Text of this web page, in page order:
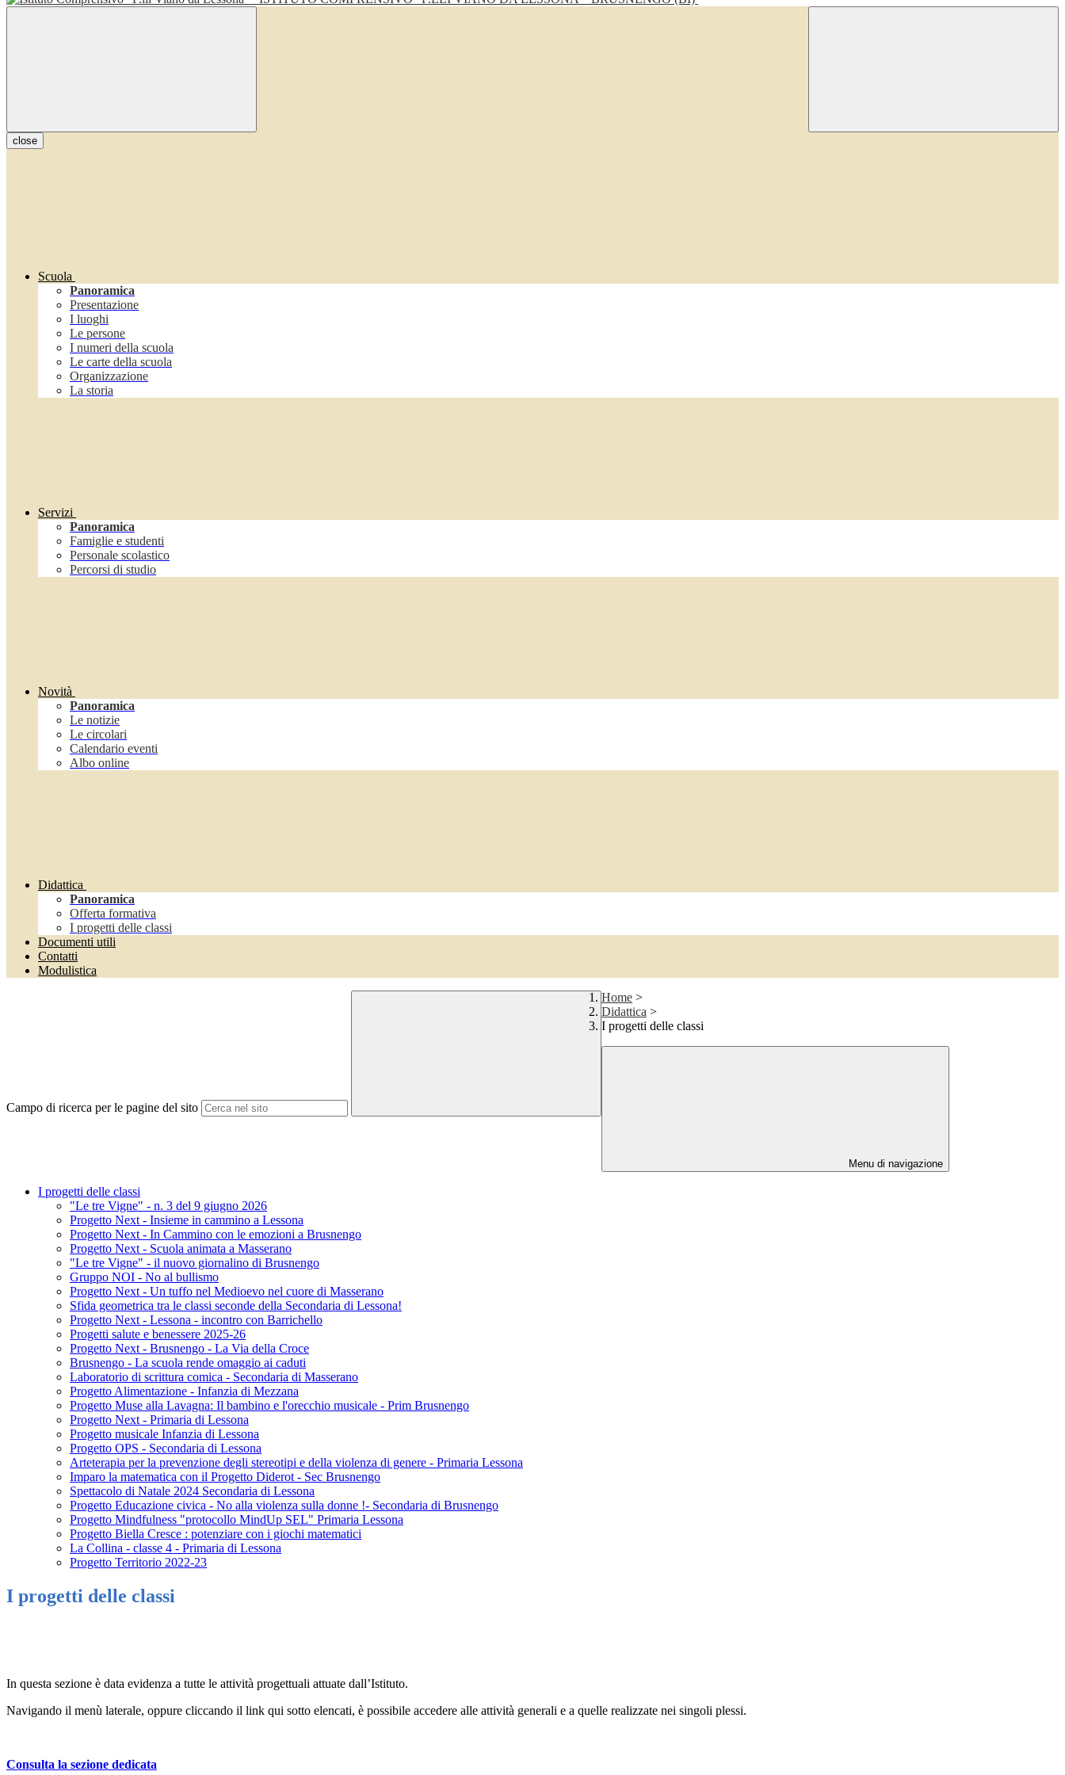
close
Scuola
Panoramica
Presentazione
I luoghi
Le persone
I numeri della scuola
Le carte della scuola
Organizzazione
La storia
Servizi
Panoramica
Famiglie e studenti
Personale scolastico
Percorsi di studio
Novità
Panoramica
Le notizie
Le circolari
Calendario eventi
Albo online
Didattica
Panoramica
Offerta formativa
I progetti delle classi
Documenti utili
Contatti
Modulistica
Campo di ricerca per le pagine del sito
Home >
Didattica >
I progetti delle classi
Menu di navigazione
I progetti delle classi
"Le tre Vigne" - n. 3 del 9 giugno 2026
Progetto Next - Insieme in cammino a Lessona
Progetto Next - In Cammino con le emozioni a Brusnengo
Progetto Next - Scuola animata a Masserano
"Le tre Vigne" - il nuovo giornalino di Brusnengo
Gruppo NOI - No al bullismo
Progetto Next - Un tuffo nel Medioevo nel cuore di Masserano
Sfida geometrica tra le classi seconde della Secondaria di Lessona!
Progetto Next - Lessona - incontro con Barrichello
Progetti salute e benessere 2025-26
Progetto Next - Brusnengo - La Via della Croce
Brusnengo - La scuola rende omaggio ai caduti
Laboratorio di scrittura comica - Secondaria di Masserano
Progetto Alimentazione - Infanzia di Mezzana
Progetto Muse alla Lavagna: Il bambino e l'orecchio musicale - Prim Brusnengo
Progetto Next - Primaria di Lessona
Progetto musicale Infanzia di Lessona
Progetto OPS - Secondaria di Lessona
Arteterapia per la prevenzione degli stereotipi e della violenza di genere - Primaria Lessona
Imparo la matematica con il Progetto Diderot - Sec Brusnengo
Spettacolo di Natale 2024 Secondaria di Lessona
Progetto Educazione civica - No alla violenza sulla donne !- Secondaria di Brusnengo
Progetto Mindfulness "protocollo MindUp SEL" Primaria Lessona
Progetto Biella Cresce : potenziare con i giochi matematici
La Collina - classe 4 - Primaria di Lessona
Progetto Territorio 2022-23
I progetti delle classi
In questa sezione è data evidenza a tutte le attività progettuali attuate dall’Istituto.
Navigando il menù laterale, oppure cliccando il link qui sotto elencati, è possibile accedere alle attività generali e a quelle realizzate nei singoli plessi.
Consulta la sezione dedicata